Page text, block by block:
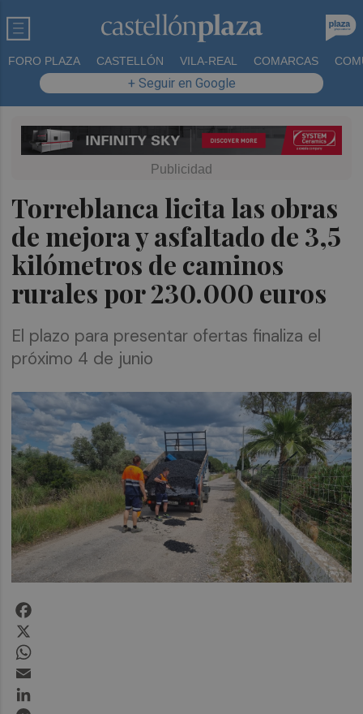
FORO PLAZA CASTELLÓN VILA-REAL COMARCAS
+ Seguir en Google
Torreblanca licita las obras
de mejora y asfaltado de 3,5
kilómetros de caminos
rurales por 230.000 euros
El plazo para presentar ofertas finaliza el
próximo 4 de junio